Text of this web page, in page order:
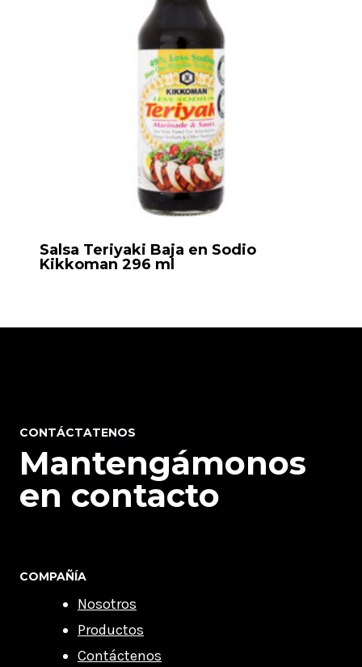
Salsa Teriyaki Baja en Sodio
Kikkoman 296 ml
CONTÁCTATENOS
Mantengámonos
en contacto
COMPAÑÍA
Nosotros
Productos
Contáctenos